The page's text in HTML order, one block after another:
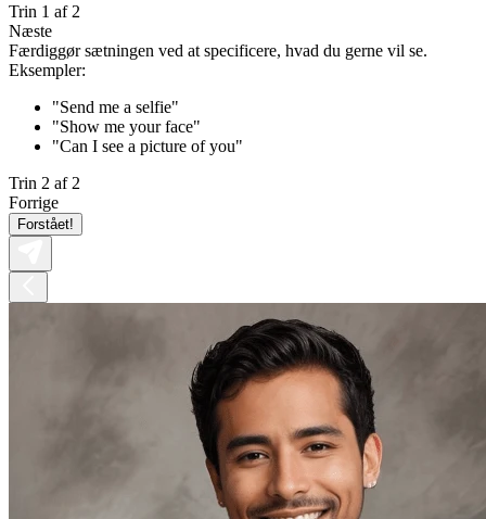
Trin 1 af 2
Næste
Færdiggør sætningen ved at specificere, hvad du gerne vil se.
Eksempler:
"Send me a selfie"
"Show me your face"
"Can I see a picture of you"
Trin 2 af 2
Forrige
Forstået!